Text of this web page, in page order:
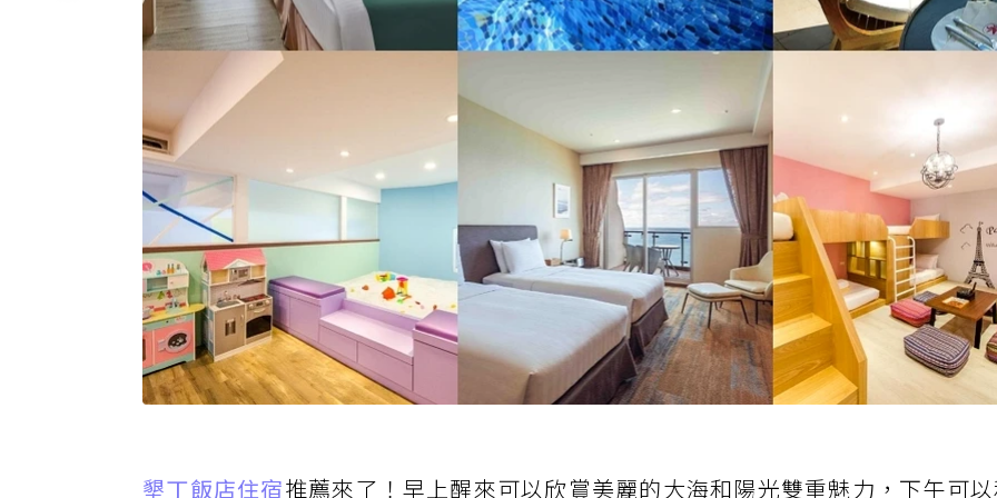
墾丁飯店住宿推薦來了！早上醒來可以欣賞美麗的大海和陽光雙重魅力，下午可